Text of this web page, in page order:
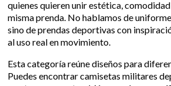
quienes quieren unir estética,
misma prenda. No hablamos de
sino de prendas deportivas con
al uso real en movimiento.
Esta categoría reúne diseños para
Puedes encontrar camisetas militares